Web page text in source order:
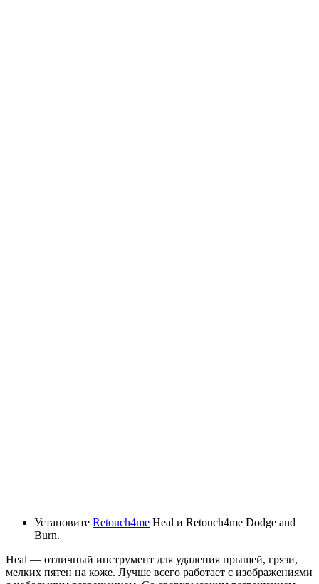
Установите Retouch4me Heal и Retouch4me Dodge and
Burn.
Heal — отличный инструмент для удаления прыщей, грязи,
мелких пятен на коже. Лучше всего работает с изображениями